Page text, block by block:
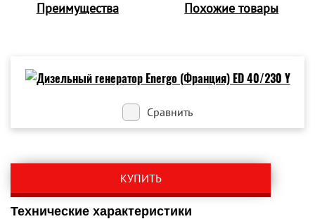
Преимущества
Похожие товары
Сравнить
КУПИТЬ
Технические характеристики